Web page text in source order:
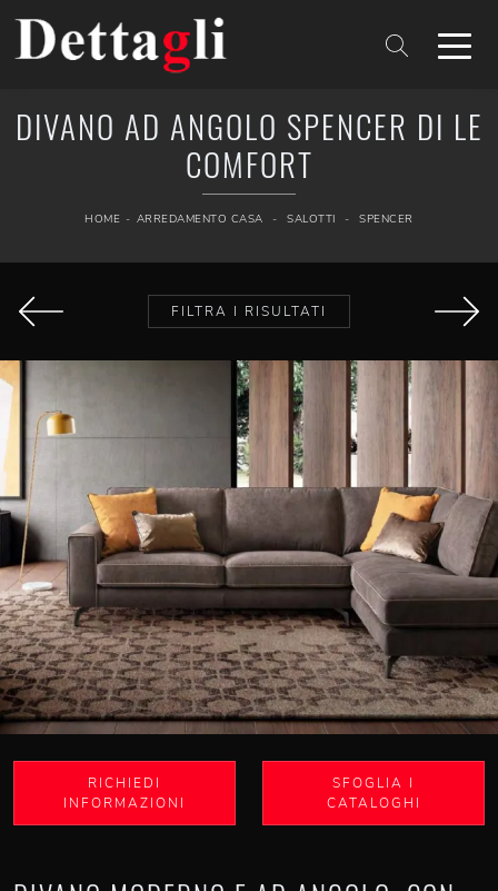
DIVANO AD ANGOLO SPENCER DI LE
COMFORT
HOME - ARREDAMENTO CASA - SALOTTI - SPENCER
FILTRA I RISULTATI
RICHIEDI
INFORMAZIONI
SFOGLIA I
CATALOGHI